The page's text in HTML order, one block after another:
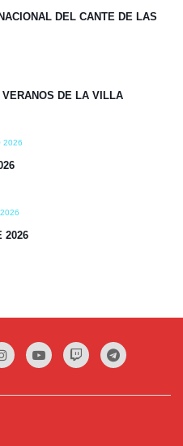
DEL CANTE DE LAS
DE LA VILLA
2026
2026